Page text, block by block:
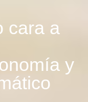
cara a
y